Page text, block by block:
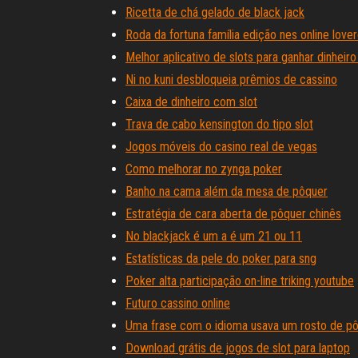
Ricetta de chá gelado de black jack
Roda da fortuna família edição nes online
Melhor aplicativo de slots para ganhar
Ni no kuni desbloqueia prêmios de cassino
Caixa de dinheiro com slot
Trava de cabo kensington do tipo slot
Jogos móveis do casino real de vegas
Como melhorar no zynga poker
Banho na cama além da mesa de pôquer
Estratégia de cara aberta de pôquer chinês
No blackjack é um a é um 21 ou 11
Estatísticas da pele do poker para sng
Poker alta participação on-line triking youtube
Futuro cassino online
Uma frase com o idioma usava um rosto de
Download grátis de jogos de slot para laptop